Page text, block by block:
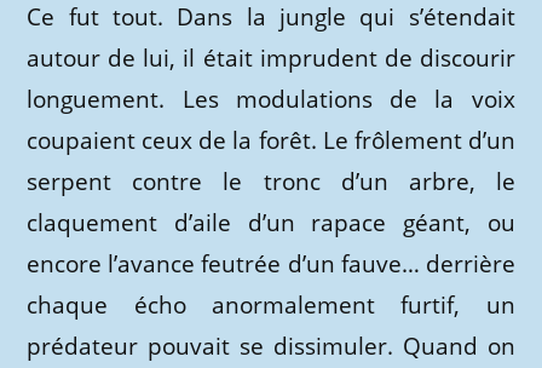
Ce fut tout. Dans la jungle qui s’étendait
autour de lui, il était imprudent de discourir
longuement. Les modulations de la voix
coupaient ceux de la forêt. Le frôlement d’un
serpent contre le tronc d’un arbre, le
claquement d’aile d’un rapace géant, ou
encore l’avance feutrée d’un fauve… derrière
chaque écho anormalement furtif, un
prédateur pouvait se dissimuler. Quand on